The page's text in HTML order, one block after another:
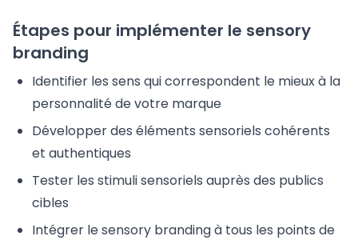
Étapes pour implémenter le sensory
branding
Identifier les sens qui correspondent le mieux à la
personnalité de votre marque
Développer des éléments sensoriels cohérents
et authentiques
Tester les stimuli sensoriels auprès des publics
cibles
Intégrer le sensory branding à tous les points de